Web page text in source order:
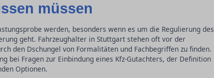
müssen
werden, besonders wenn es um die Regulierung des
geht. Fahrzeughalter in Stuttgart stehen oft vor der
den Dschungel von Formalitäten und Fachbegriffen zu finden.
bei Fragen zur Einbindung eines Kfz-Gutachters, der Definition
Optionen.